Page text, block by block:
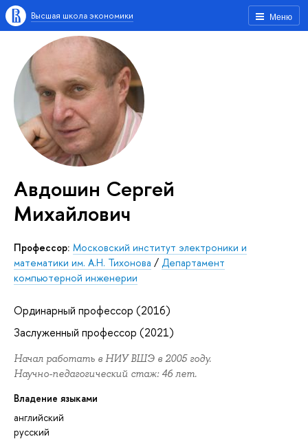
Меню
Высшая школа экономики
Авдошин Сергей
Михайлович
Профессор: Московский институт электроники и
математики им. А.Н. Тихонова / Департамент
компьютерной инженерии
Ординарный профессор (2016)
Заслуженный профессор (2021)
Начал работать в НИУ ВШЭ в 2005 году.
Научно-педагогический стаж: 46 лет.
Владение языками
английский
русский